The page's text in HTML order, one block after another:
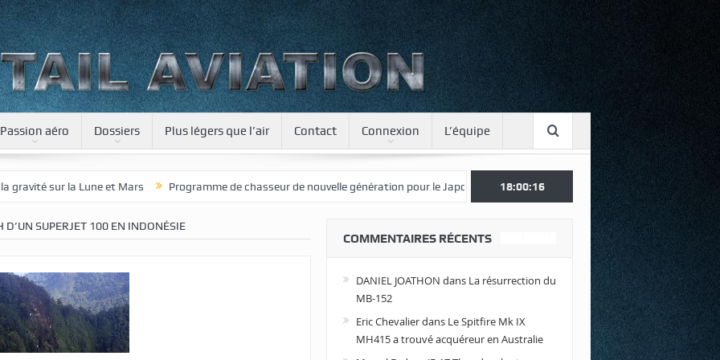
Passion aéro Dossiers Plus légers que l’air Contact Connexion L’équipe
sur la Lune et Mars Programme de chasseur de nouvelle génération pour le Japon Une journée spotter à Luxeuil
18:00:16
D’UN SUPERJET 100 EN INDONÉSIE
COMMENTAIRES RÉCENTS
DANIEL JOATHON dans La résurrection du
MB-152
Eric Chevalierdans Le Spitfire Mk IX
MH415 a trouvé acquéreur en Australie